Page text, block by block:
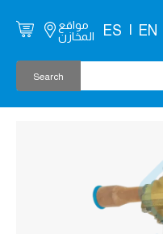
EN
ES
مواقع
المخازن